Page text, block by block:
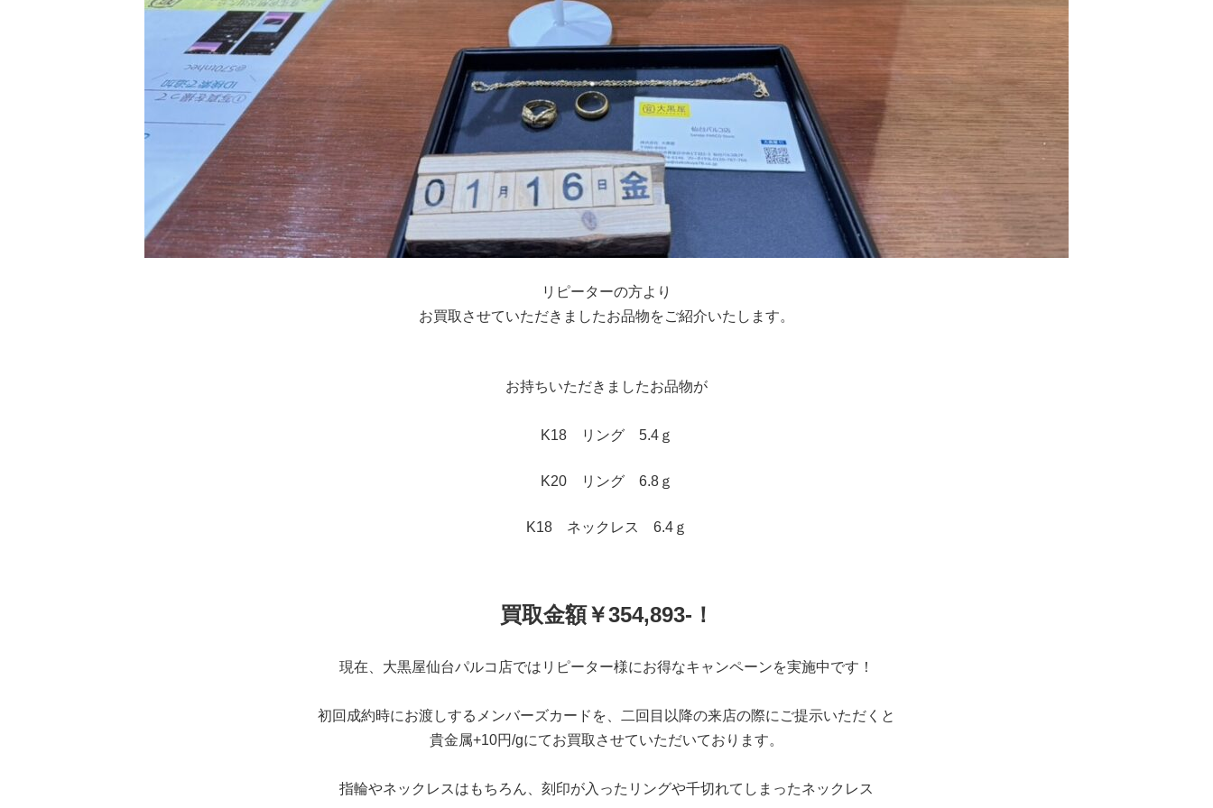
リピーターの方より
お買取させていただきましたお品物をご紹介いたします。
お持ちいただきましたお品物が
K18 リング 5.4ｇ
K20 リング 6.8ｇ
K18 ネックレス 6.4ｇ
買取金額￥354,893-！
現在、大黒屋仙台パルコ店ではリピーター様にお得なキャンペーンを実施中です！
初回成約時にお渡しするメンバーズカードを、二回目以降の来店の際にご提示いただくと
貴金属+10円/gにてお買取させていただいております。
指輪やネックレスはもちろん、刻印が入ったリングや千切れてしまったネックレス